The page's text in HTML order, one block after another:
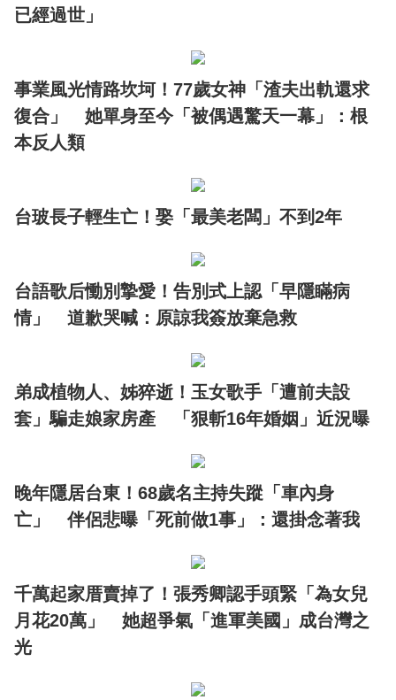
已經過世」
事業風光情路坎坷！77歲女神「渣夫出軌還求
復合」 她單身至今「被偶遇驚天一幕」：根
本反人類
台玻長子輕生亡！娶「最美老闆」不到2年
台語歌后慟別摯愛！告別式上認「早隱瞞病
情」 道歉哭喊：原諒我簽放棄急救
弟成植物人、姊猝逝！玉女歌手「遭前夫設
套」騙走娘家房產 「狠斬16年婚姻」近況曝
晚年隱居台東！68歲名主持失蹤「車內身
亡」 伴侶悲曝「死前做1事」：還掛念著我
千萬起家厝賣掉了！張秀卿認手頭緊「為女兒
月花20萬」 她超爭氣「進軍美國」成台灣之
光